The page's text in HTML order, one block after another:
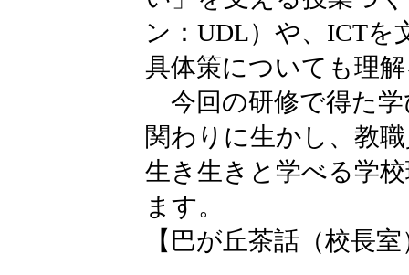
ン：UDL）や、ICTを
具体策についても理
今回の研修で得た学
関わりに生かし、教
生き生きと学べる学
ます。
【巴が丘茶話（校長